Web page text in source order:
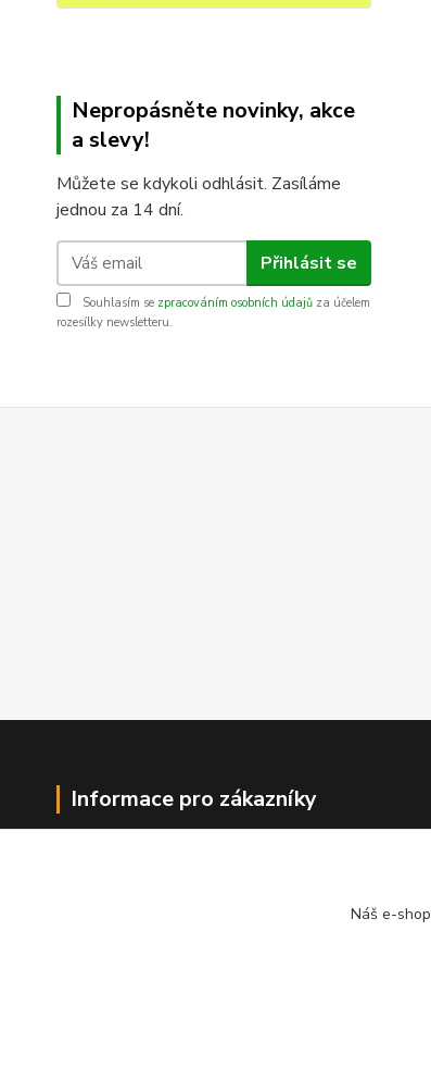
Nepropásněte novinky, akce
a slevy!
Můžete se kdykoli odhlásit. Zasíláme
jednou za 14 dní.
Přihlásit se
Souhlasím se zpracováním osobních údajů za účelem
rozesílky newsletteru.
Informace pro zákazníky
Náš e-